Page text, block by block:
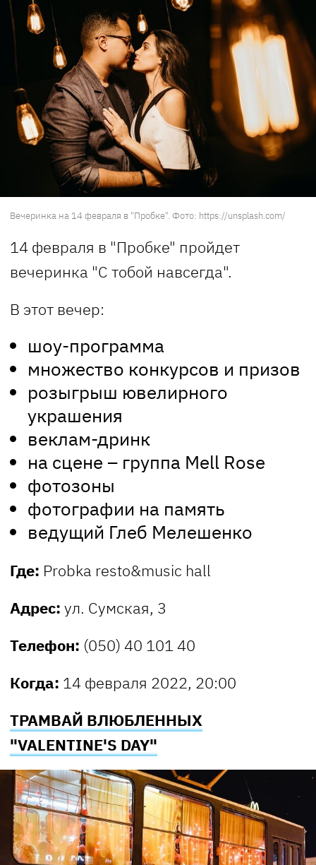
Вечеринка на 14 февраля в "Пробке". Фото: https://unsplash.com/
14 февраля в "Пробке" пройдет
вечеринка "С тобой навсегда".
В этот вечер:
шоу-программа
множество конкурсов и призов
розыгрыш ювелирного
украшения
веклам-дринк
на сцене – группа Mell Rose
фотозоны
фотографии на память
ведущий Глеб Мелешенко
Где: Probka resto&music hall
Адрес: ул. Сумская, 3
Телефон: (050) 40 101 40
Когда: 14 февраля 2022, 20:00
ТРАМВАЙ ВЛЮБЛЕННЫХ
"VALENTINE'S DAY"